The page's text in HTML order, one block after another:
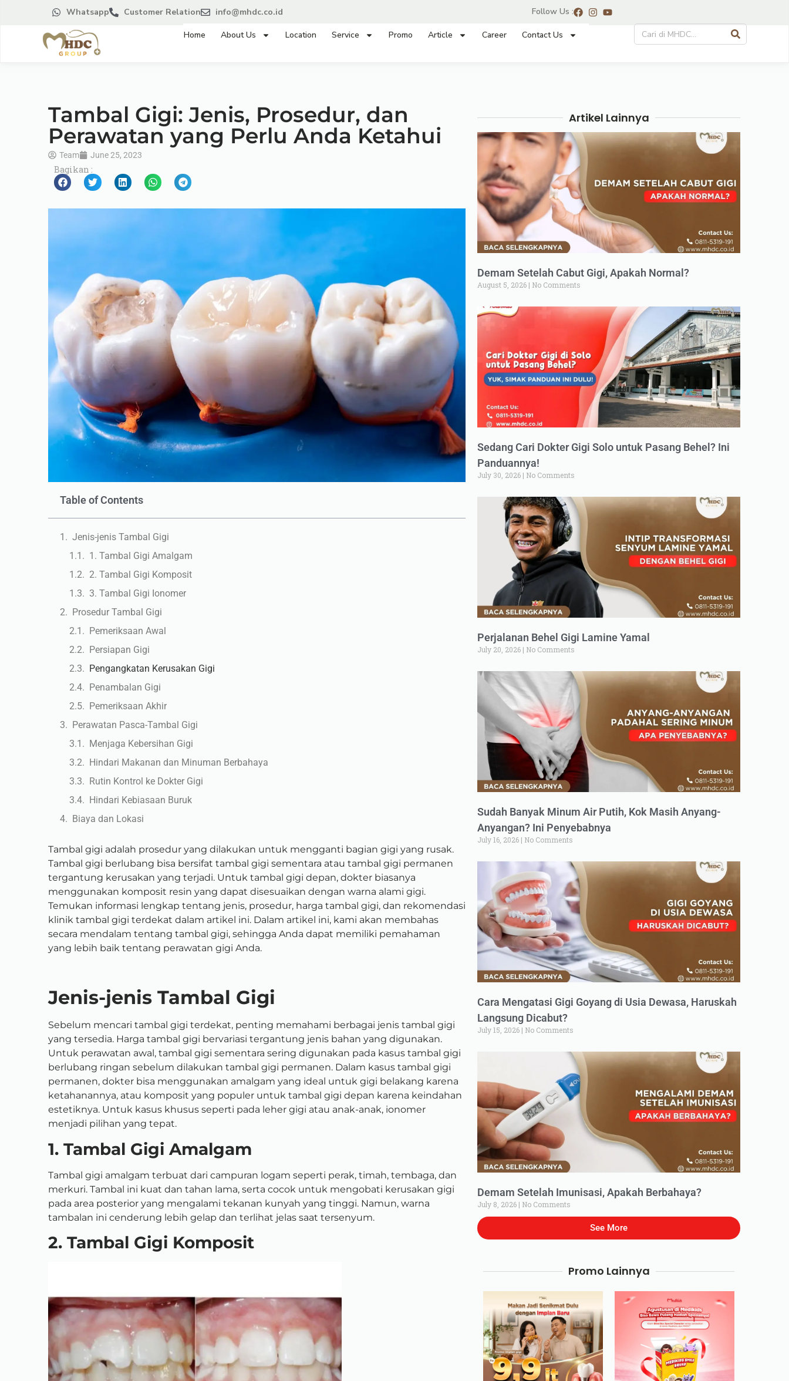
Whatsapp Customer Relation info@mhdc.co.id Follow Us :
Home About Us Location Service Promo Article Career Contact Us
Tambal Gigi: Jenis, Prosedur, dan
Perawatan yang Perlu Anda Ketahui
Team June 25, 2023
Bagikan :
Table of Contents
Jenis-jenis Tambal Gigi
1. Tambal Gigi Amalgam
2. Tambal Gigi Komposit
3. Tambal Gigi Ionomer
Prosedur Tambal Gigi
Pemeriksaan Awal
Persiapan Gigi
Pengangkatan Kerusakan Gigi
Penambalan Gigi
Pemeriksaan Akhir
Perawatan Pasca-Tambal Gigi
Menjaga Kebersihan Gigi
Hindari Makanan dan Minuman Berbahaya
Rutin Kontrol ke Dokter Gigi
Hindari Kebiasaan Buruk
Biaya dan Lokasi
Tambal gigi adalah prosedur yang dilakukan untuk mengganti bagian gigi yang rusak.
Tambal gigi berlubang bisa bersifat tambal gigi sementara atau tambal gigi permanen
tergantung kerusakan yang terjadi. Untuk tambal gigi depan, dokter biasanya
menggunakan komposit resin yang dapat disesuaikan dengan warna alami gigi.
Temukan informasi lengkap tentang jenis, prosedur, harga tambal gigi, dan rekomendasi
klinik tambal gigi terdekat dalam artikel ini. Dalam artikel ini, kami akan membahas
secara mendalam tentang tambal gigi, sehingga Anda dapat memiliki pemahaman
yang lebih baik tentang perawatan gigi Anda.
Jenis-jenis Tambal Gigi
Sebelum mencari tambal gigi terdekat, penting memahami berbagai jenis tambal gigi
yang tersedia. Harga tambal gigi bervariasi tergantung jenis bahan yang digunakan.
Untuk perawatan awal, tambal gigi sementara sering digunakan pada kasus tambal gigi
berlubang ringan sebelum dilakukan tambal gigi permanen. Dalam kasus tambal gigi
permanen, dokter bisa menggunakan amalgam yang ideal untuk gigi belakang karena
ketahanannya, atau komposit yang populer untuk tambal gigi depan karena keindahan
estetiknya. Untuk kasus khusus seperti pada leher gigi atau anak-anak, ionomer
menjadi pilihan yang tepat.
1. Tambal Gigi Amalgam
Tambal gigi amalgam terbuat dari campuran logam seperti perak, timah, tembaga, dan
merkuri. Tambal ini kuat dan tahan lama, serta cocok untuk mengobati kerusakan gigi
pada area posterior yang mengalami tekanan kunyah yang tinggi. Namun, warna
tambalan ini cenderung lebih gelap dan terlihat jelas saat tersenyum.
2. Tambal Gigi Komposit
Artikel Lainnya
Demam Setelah Cabut Gigi, Apakah Normal?
August 5, 2026 No Comments
Sedang Cari Dokter Gigi Solo untuk Pasang Behel? Ini
Panduannya!
July 30, 2026 No Comments
Perjalanan Behel Gigi Lamine Yamal
July 20, 2026 No Comments
Sudah Banyak Minum Air Putih, Kok Masih Anyang-
Anyangan? Ini Penyebabnya
July 16, 2026 No Comments
Cara Mengatasi Gigi Goyang di Usia Dewasa, Haruskah
Langsung Dicabut?
July 15, 2026 No Comments
Demam Setelah Imunisasi, Apakah Berbahaya?
July 8, 2026 No Comments
See More
Promo Lainnya